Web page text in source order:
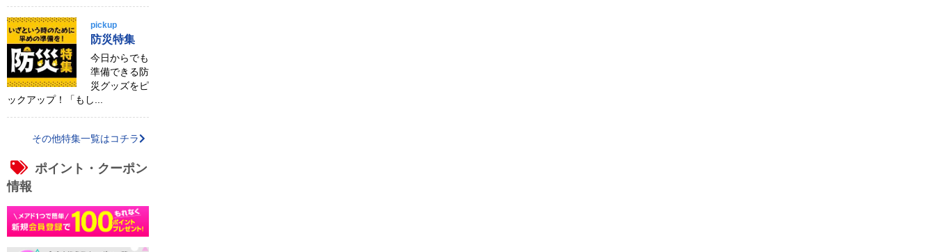
pickup
防災特集
今日からでも
準備できる防
災グッズをピ
ックアップ！「もし...
その他特集一覧はコチラ
ポイント・クーポン
情報